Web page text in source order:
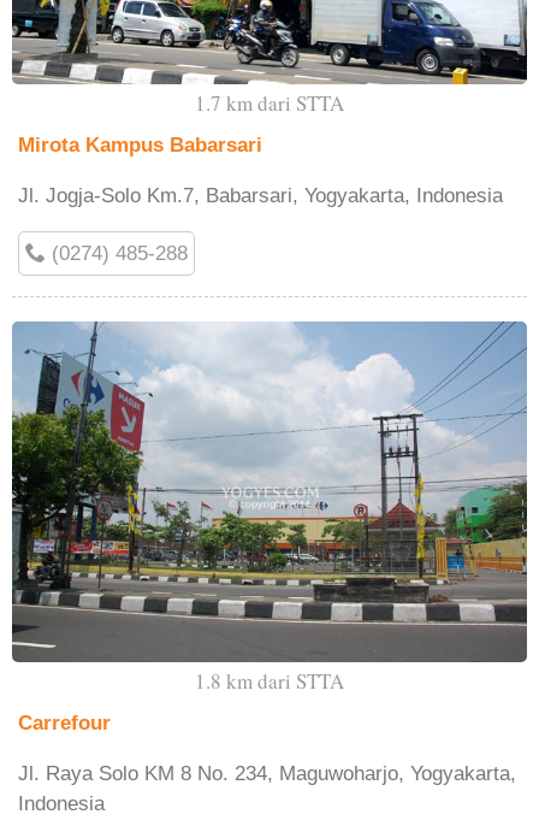
1.7 km dari STTA
Mirota Kampus Babarsari
Jl. Jogja-Solo Km.7, Babarsari, Yogyakarta, Indonesia
(0274) 485-288
1.8 km dari STTA
Carrefour
Jl. Raya Solo KM 8 No. 234, Maguwoharjo, Yogyakarta,
Indonesia